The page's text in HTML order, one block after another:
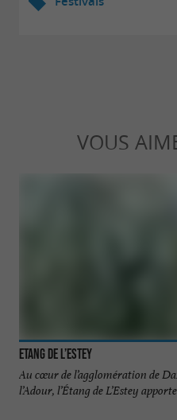
VOUS
Etang de l’Estey
Au cœur de l’agglomération de
l’Adour, l’Étang de L’Estey